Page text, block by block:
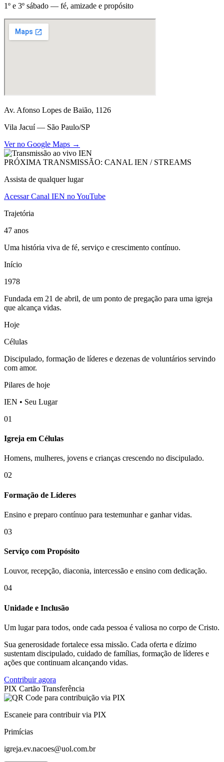
1º e 3º sábado — fé, amizade e propósito
Av. Afonso Lopes de Baião, 1126
Vila Jacuí — São Paulo/SP
Ver no Google Maps →
PRÓXIMA TRANSMISSÃO: CANAL IEN / STREAMS
Assista de qualquer lugar
Acessar Canal IEN no YouTube
Trajetória
47 anos
Uma história viva de fé, serviço e crescimento contínuo.
Início
1978
Fundada em 21 de abril, de um ponto de pregação para uma igreja
que alcança vidas.
Hoje
Células
Discipulado, formação de líderes e dezenas de voluntários servindo
com amor.
Pilares de hoje
IEN • Seu Lugar
01
Igreja em Células
Homens, mulheres, jovens e crianças crescendo no discipulado.
02
Formação de Líderes
Ensino e preparo contínuo para testemunhar e ganhar vidas.
03
Serviço com Propósito
Louvor, recepção, diaconia, intercessão e ensino com dedicação.
04
Unidade e Inclusão
Um lugar para todos, onde cada pessoa é valiosa no corpo de Cristo.
Sua generosidade fortalece essa missão. Cada oferta e dízimo
sustentam discipulado, cuidado de famílias, formação de líderes e
ações que continuam alcançando vidas.
Contribuir agora
PIX Cartão Transferência
Escaneie para contribuir via PIX
Primícias
igreja.ev.nacoes@uol.com.br